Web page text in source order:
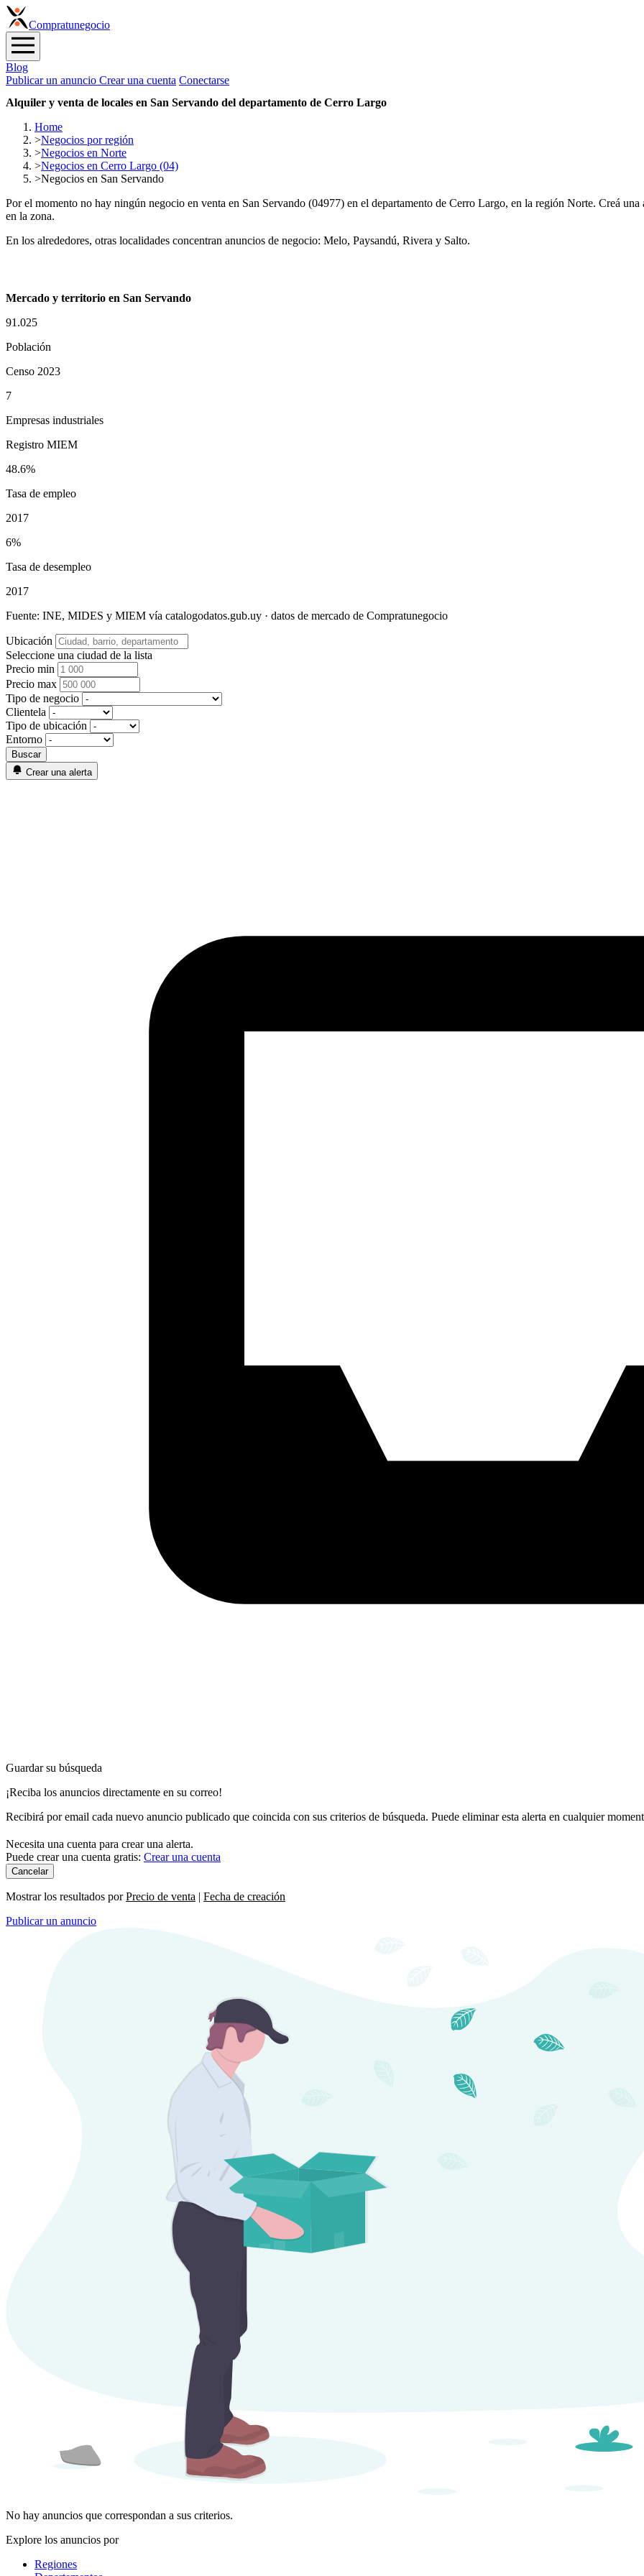
Compratunegocio
Blog
Publicar un anuncio Crear una cuenta Conectarse
Alquiler y venta de locales en San Servando del departamento de Cerro Largo
Home
>Negocios por región
>Negocios en Norte
>Negocios en Cerro Largo (04)
>Negocios en San Servando
Por el momento no hay ningún negocio en venta en San Servando (04977) en el departamento de Cerro Largo, en la región Norte. Creá
en la zona.
En los alrededores, otras localidades concentran anuncios de negocio: Melo, Paysandú, Rivera y Salto.
Mercado y territorio en San Servando
91.025
Población
Censo 2023
7
Empresas industriales
Registro MIEM
48.6%
Tasa de empleo
2017
6%
Tasa de desempleo
2017
Fuente: INE, MIDES y MIEM vía catalogodatos.gub.uy · datos de mercado de Compratunegocio
Ubicación
Seleccione una ciudad de la lista
Precio min
Precio max
Tipo de negocio
Clientela
Tipo de ubicación
Entorno
Crear una alerta
Guardar su búsqueda
¡Reciba los anuncios directamente en su correo!
Recibirá por email cada nuevo anuncio publicado que coincida con sus criterios de búsqueda. Puede eliminar esta alerta en cualquier
Necesita una cuenta para crear una alerta.
Puede crear una cuenta gratis: Crear una cuenta
Cancelar
Mostrar los resultados porPrecio de venta | Fecha de creación
Publicar un anuncio
No hay anuncios que correspondan a sus criterios.
Explore los anuncios por
Regiones